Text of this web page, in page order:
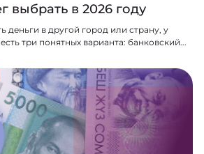
выбрать в 2026 году
деньги в другой город или страну, у
три понятных варианта: банковский...